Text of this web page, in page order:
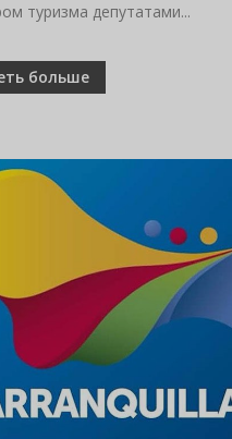
туризма депутатами...
больше